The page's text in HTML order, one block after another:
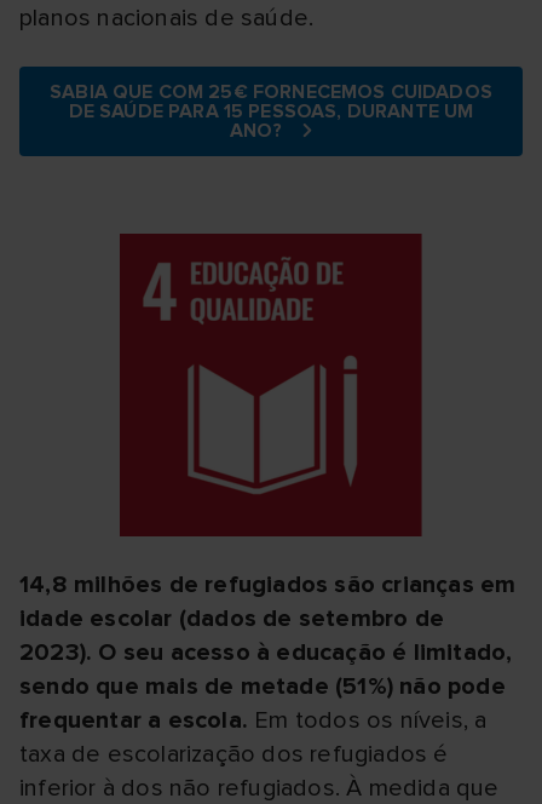
planos nacionais de saúde.
SABIA QUE COM 25€ FORNECEMOS CUIDADOS
DE SAÚDE PARA 15 PESSOAS, DURANTE UM
ANO?
14,8 milhões de refugiados são crianças em
idade escolar (dados de setembro de
2023). O seu acesso à educação é limitado,
sendo que mais de metade (51%) não pode
frequentar a escola. Em todos os níveis, a
taxa de escolarização dos refugiados é
inferior à dos não refugiados. À medida que